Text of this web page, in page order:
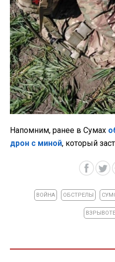
Напомним, ранее в Сумах
дрон с миной, который
ВОЙНА ОБСТРЕЛЫ